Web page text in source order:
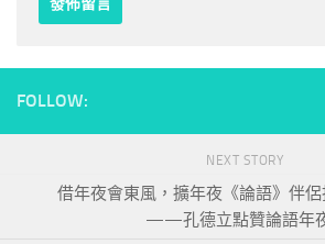
FOLLOW:
NEXT STORY
借年夜會東風，擴年夜《論語》伴
——孔德立點贊論語年